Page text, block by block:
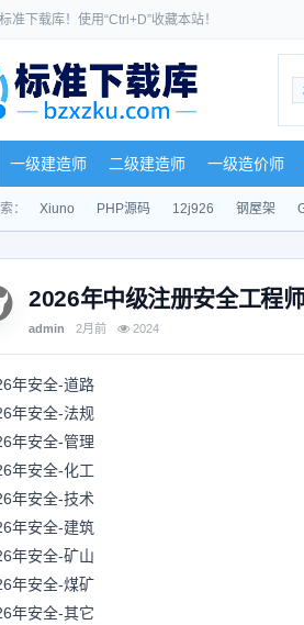
准下载库！使用“Ctrl+D”收藏本站！
一级建造师 二级建造师 一级造价师
： Xiuno PHP源码 12j926 钢屋架
2026年中级注册安全工程
admin 2月前 2024
年安全-道路
年安全-法规
年安全-管理
年安全-化工
年安全-技术
年安全-建筑
年安全-矿山
年安全-煤矿
年安全-其它